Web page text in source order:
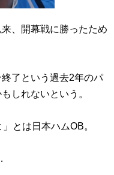
、開幕戦に勝ったため
了という過去2年のパ
しれないという。
とは日本ハムOB。